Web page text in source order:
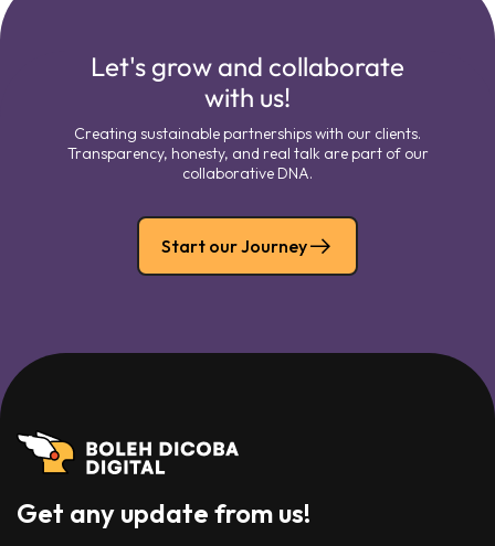
Let's grow and collaborate
with us!
Creating sustainable partnerships with our clients.
Transparency, honesty, and real talk are part of our
collaborative DNA.
Start our Journey
Get any update from us!